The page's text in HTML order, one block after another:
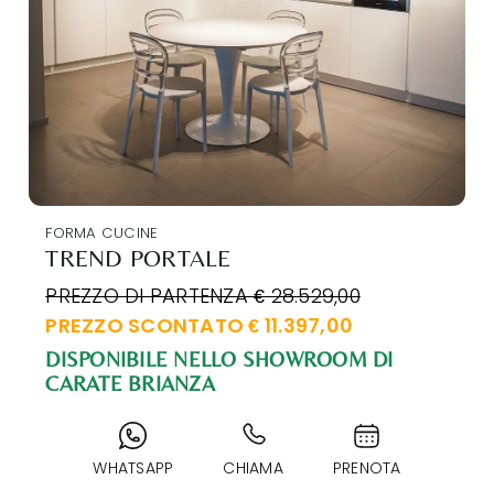
FORMA CUCINE
TREND PORTALE
PREZZO DI PARTENZA € 28.529,00
PREZZO SCONTATO € 11.397,00
DISPONIBILE NELLO SHOWROOM DI
CARATE BRIANZA
WHATSAPP CHIAMA PRENOTA